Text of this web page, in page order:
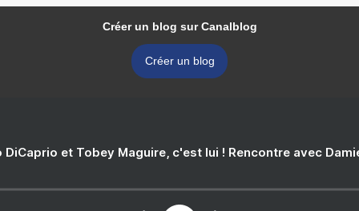
Créer un blog sur Canalblog
Créer un blog
DiCaprio et Tobey Maguire, c'est lui ! Rencontre avec